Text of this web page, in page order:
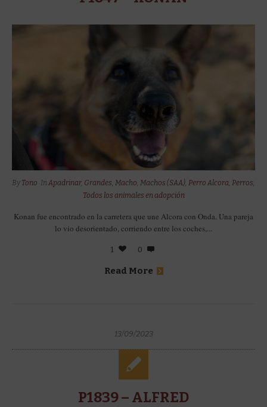
By Tono In Apadrinar, Grandes, Macho, Machos (SAA), Perro Alcora, Perros,
Todos los animales en adopción
Konan fue encontrado en la carretera que une Alcora con Onda. Una pareja
lo vio desorientado, corriendo entre los coches,...
1 0
Read More
13/09/2023
P1839 – ALFRED